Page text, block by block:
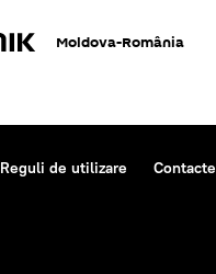
Moldova-România
Reguli de utilizare Contacte